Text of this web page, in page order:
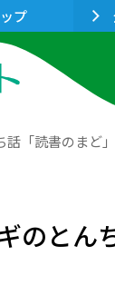
プ
話「読書のまど
のとん